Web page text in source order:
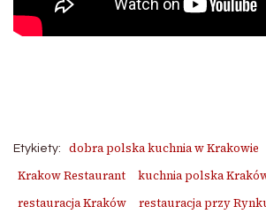
Etykiety: dobra polska kuchnia w Krakowie
Krakow Restaurant
kuchnia polska
restauracja Kraków
restauracja przy